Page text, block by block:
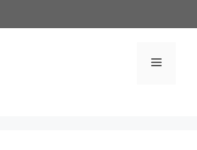
Menú